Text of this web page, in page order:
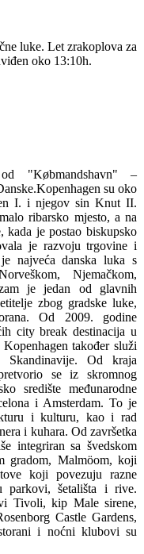
luke. Let zrakoplova za
oko 13:10h.
"Købmandshavn" –
su oko
I. i njegov sin Knut II.
ribarsko mjesto, a na
kada je postao biskupsko
je razvoju trgovine i
najveća danska luka s
Njemačkom,
je jedan od glavnih
zbog gradske luke,
Od 2009. godine
city break destinacija u
također služi
Od kraja
se iz skromnog
središte međunarodne
i Amsterdam. To je
i kulturu, kao i rad
i kuhara. Od završetka
integriran sa švedskom
gradom, Malmöom, koji
koji povezuju razne
parkovi, šetališta i rive.
Tivoli, kip Male sirene,
Castle Gardens,
i noćni klubovi su